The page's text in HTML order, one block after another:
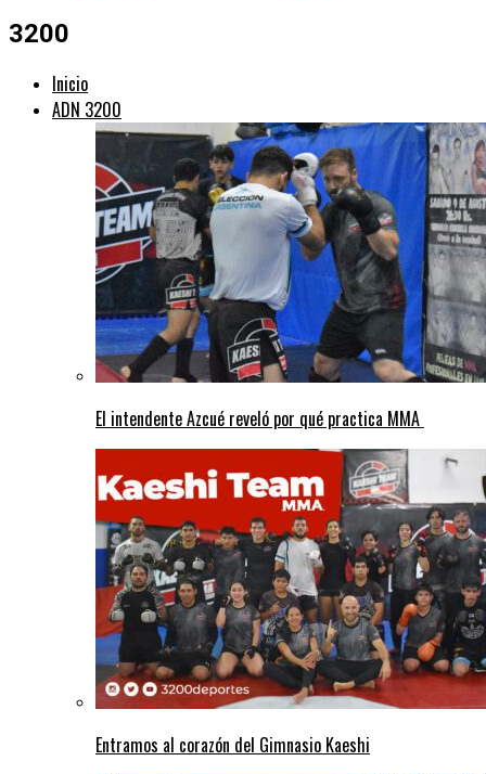
3200
Inicio
ADN 3200
El intendente Azcué reveló por qué practica MMA
Entramos al corazón del Gimnasio Kaeshi